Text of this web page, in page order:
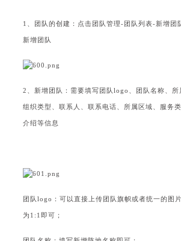
1、团队的创建：点击团队管理-团队列表-新增团
新增团队
2、新增团队 ：需要填写团队 logo、 团队 名称、所
组织类型、联系人、联系电话、所属区域、服务类
介绍等信息
团队 logo：可以直接上传团队 旗帜或者统一的图
为1:1即可；